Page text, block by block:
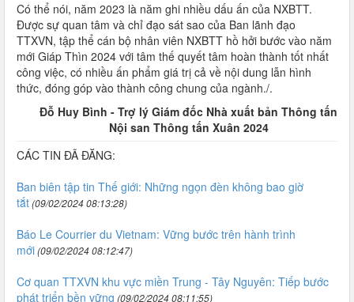
Có thể nói, năm 2023 là năm ghi nhiều dấu ấn của NXBTT.
Được sự quan tâm và chỉ đạo sát sao của Ban lãnh đạo
TTXVN, tập thể cán bộ nhân viên NXBTT hồ hởi bước vào năm
mới Giáp Thìn 2024 với tâm thế quyết tâm hoàn thành tốt nhất
công việc, có nhiều ấn phẩm giá trị cả về nội dung lẫn hình
thức, đóng góp vào thành công chung của ngành./.
Đỗ Huy Bình - Trợ lý Giám đốc Nhà xuất bản Thông tấn
Nội san Thông tấn Xuân 2024
CÁC TIN ĐÃ ĐĂNG:
Ban biên tập tin Thế giới: Những ngọn đèn không bao giờ
tắt(09/02/2024 08:13:28)
Báo Le Courrier du Vietnam: Vững bước trên hành trình
mới(09/02/2024 08:12:47)
Cơ quan TTXVN khu vực miền Trung - Tây Nguyên: Tiếp bước
phát triển bền vững (09/02/2024 08:11:55)